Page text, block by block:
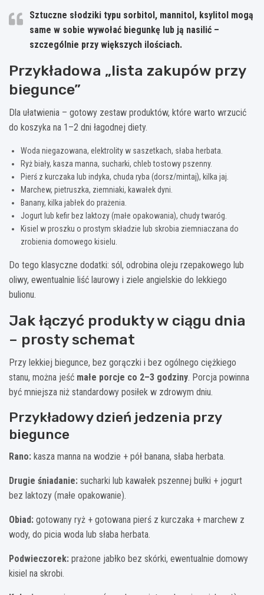
Sztuczne słodziki typu sorbitol, mannitol, ksylitol mogą
same w sobie wywołać biegunkę lub ją nasilić –
szczególnie przy większych ilościach.
Przykładowa „lista zakupów przy
biegunce”
Dla ułatwienia – gotowy zestaw produktów, które warto wrzucić
do koszyka na 1–2 dni łagodnej diety.
Woda niegazowana, elektrolity w saszetkach, słaba herbata.
Ryż biały, kasza manna, sucharki, chleb tostowy pszenny.
Pierś z kurczaka lub indyka, chuda ryba (dorsz/mintaj), kilka jaj.
Marchew, pietruszka, ziemniaki, kawałek dyni.
Banany, kilka jabłek do prażenia.
Jogurt lub kefir bez laktozy (małe opakowania), chudy twaróg.
Kisiel w proszku o prostym składzie lub skrobia ziemniaczana do
zrobienia domowego kisielu.
Do tego klasyczne dodatki: sól, odrobina oleju rzepakowego lub
oliwy, ewentualnie liść laurowy i ziele angielskie do lekkiego
bulionu.
Jak łączyć produkty w ciągu dnia
– prosty schemat
Przy lekkiej biegunce, bez gorączki i bez ogólnego ciężkiego
stanu, można jeść małe porcje co 2–3 godziny. Porcja powinna
być mniejsza niż standardowy posiłek w zdrowym dniu.
Przykładowy dzień jedzenia przy
biegunce
Rano: kasza manna na wodzie + pół banana, słaba herbata.
Drugie śniadanie: sucharki lub kawałek pszennej bułki + jogurt
bez laktozy (małe opakowanie).
Obiad: gotowany ryż + gotowana pierś z kurczaka + marchew z
wody, do picia woda lub słaba herbata.
Podwieczorek: prażone jabłko bez skórki, ewentualnie domowy
kisiel na skrobi.